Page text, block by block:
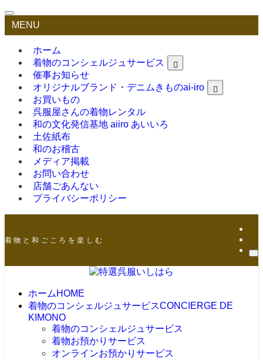
MENU
ホーム
着物のコンシェルジュサービス
催事お知らせ
オリジナルブランド・デニムきものai-iro
お買いもの
呉服屋さんの着物レンタル
和の文化発信基地 aiiro あいいろ
土佐紙布
和のお稽古
メディア掲載
お問い合わせ
店舗ごあんない
プライバシーポリシー
着 物 と 和 ご こ ろ を 楽 し む
ホーム HOME
着物のコンシェルジュサービスCONCIERGE DE
KIMONO
着物のコンシェルジュサービス
着物お預かりサービス
オンラインお預かりサービス